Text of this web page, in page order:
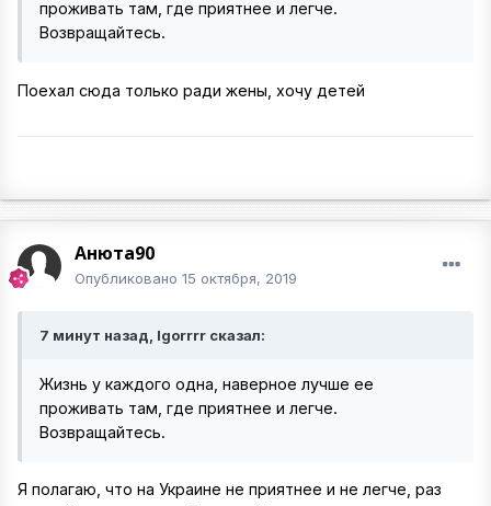
проживать там, где приятнее и легче.
Возвращайтесь.
Поехал сюда только ради жены, хочу детей
Анюта90
Опубликовано 15 октября, 2019
7 минут назад, Igorrrr сказал:
Жизнь у каждого одна, наверное лучше ее
проживать там, где приятнее и легче.
Возвращайтесь.
Я полагаю, что на Украине не приятнее и не легче, раз